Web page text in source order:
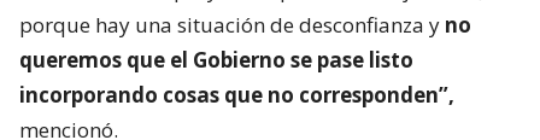
porque hay una situación de desconfianza y no
queremos que el Gobierno se pase listo
incorporando cosas que no corresponden”,
mencionó.